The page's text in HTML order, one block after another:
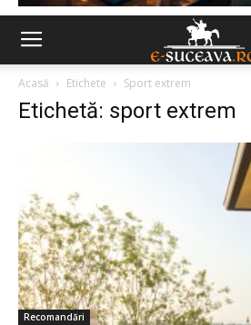
Acasă Etichete Sport extrem
Etichetă: sport extrem
Recomandări